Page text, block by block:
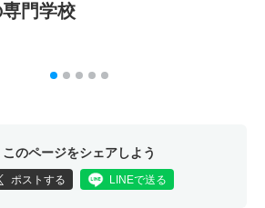
門学校
このページをシェアしよう
ポストする LINEで送る